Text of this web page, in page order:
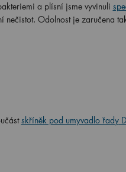
a plísní jsme vyvinuli
Odolnost je zaručena
skříněk pod umyvadlo řady